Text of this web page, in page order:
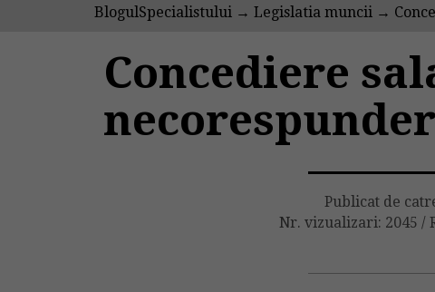
BlogulSpecialistului →Legislatia muncii →
Concediere
Publicat de
Nr. vizualizari: 2045 /